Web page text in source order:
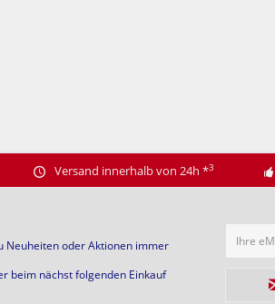
Versand innerhalb von 24h *3
Neuheiten oder Aktionen immer
beim nächst folgenden Einkauf
Ihre